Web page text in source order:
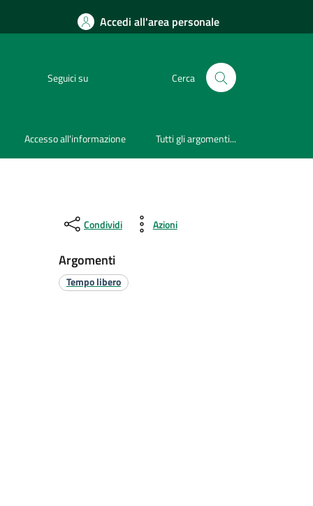
Accedi all'area personale
Seguici su Cerca
Accesso all'informazione Tutti gli argomenti...
Condividi Azioni
Argomenti
Tempo libero